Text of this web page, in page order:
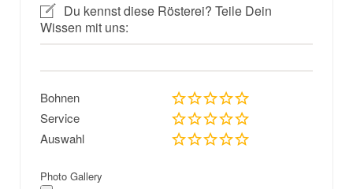
Du kennst diese Rösterei? Teile Dein
Wissen mit uns:
Bohnen
Service
Auswahl
Photo Gallery